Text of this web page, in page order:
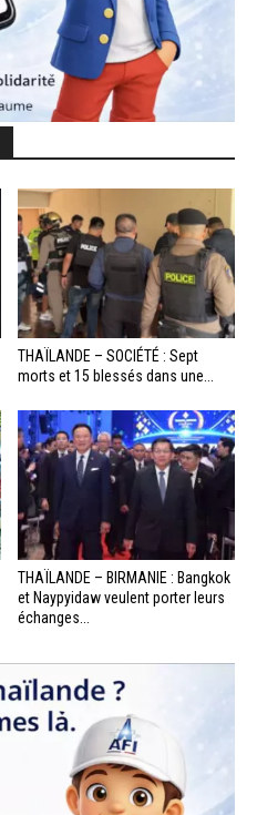
THAÏLANDE – SOCIÉTÉ : Sept
morts et 15 blessés dans une...
THAÏLANDE – BIRMANIE : Bangkok
et Naypyidaw veulent porter leurs
échanges...